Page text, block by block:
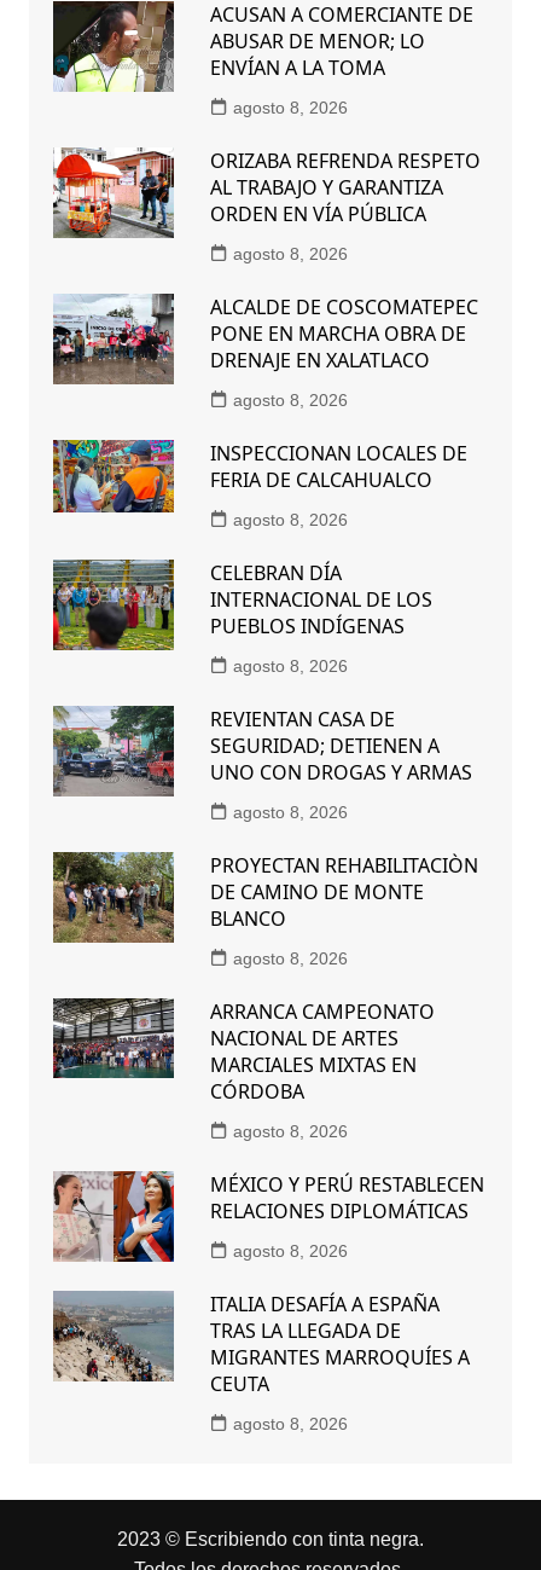
ACUSAN A COMERCIANTE DE
ABUSAR DE MENOR; LO
ENVÍAN A LA TOMA
agosto 8, 2026
ORIZABA REFRENDA RESPETO
AL TRABAJO Y GARANTIZA
ORDEN EN VÍA PÚBLICA
agosto 8, 2026
ALCALDE DE COSCOMATEPEC
PONE EN MARCHA OBRA DE
DRENAJE EN XALATLACO
agosto 8, 2026
INSPECCIONAN LOCALES DE
FERIA DE CALCAHUALCO
agosto 8, 2026
CELEBRAN DÍA
INTERNACIONAL DE LOS
PUEBLOS INDÍGENAS
agosto 8, 2026
REVIENTAN CASA DE
SEGURIDAD; DETIENEN A
UNO CON DROGAS Y ARMAS
agosto 8, 2026
PROYECTAN REHABILITACIÒN
DE CAMINO DE MONTE
BLANCO
agosto 8, 2026
ARRANCA CAMPEONATO
NACIONAL DE ARTES
MARCIALES MIXTAS EN
CÓRDOBA
agosto 8, 2026
MÉXICO Y PERÚ RESTABLECEN
RELACIONES DIPLOMÁTICAS
agosto 8, 2026
ITALIA DESAFÍA A ESPAÑA
TRAS LA LLEGADA DE
MIGRANTES MARROQUÍES A
CEUTA
agosto 8, 2026
2023 © Escribiendo con tinta negra.